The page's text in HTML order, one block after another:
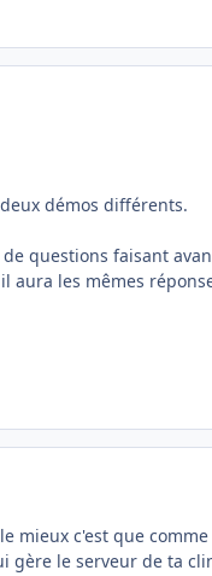
démos différents.
questions faisant
aura les mêmes
mieux c'est que
gère le serveur de ta